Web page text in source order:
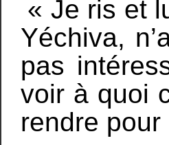
« Je ris et
Yéchiva,
pas
voir à quoi
rendre